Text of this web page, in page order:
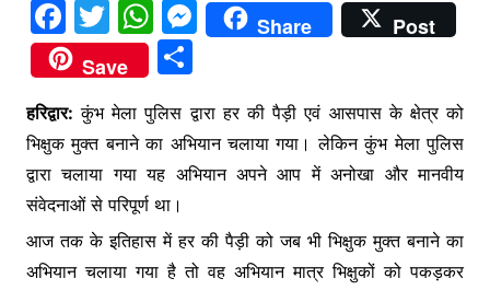
F
a
c
e
b
o
o
k
T
w
itt
er
W
h
at
s
A
p
p
M
e
s
e
n
g
er
Share
Post
Save
S
ar
e
हरिद्वार: कुंभ मेला पुलिस द्वारा हर की पैड़ी एवं आसपास के क्षेत्र को
भिक्षुक मुक्त बनाने का अभियान चलाया गया। लेकिन कुंभ मेला पुलिस
द्वारा चलाया गया यह अभियान अपने आप में अनोखा और मानवीय
संवेदनाओं से परिपूर्ण था।
आज तक के इतिहास में हर की पैड़ी को जब भी भिक्षुक मुक्त बनाने का
अभियान चलाया गया है तो वह अभियान मात्र भिक्षुकों को पकड़कर